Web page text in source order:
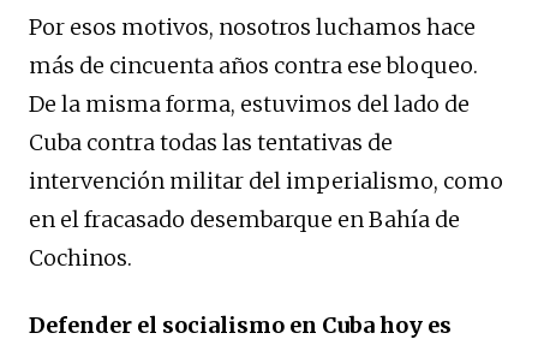
Por esos motivos, nosotros luchamos hace
más de cincuenta años contra ese bloqueo.
De la misma forma, estuvimos del lado de
Cuba contra todas las tentativas de
intervención militar del imperialismo, como
en el fracasado desembarque en Bahía de
Cochinos.
Defender el socialismo en Cuba hoy es